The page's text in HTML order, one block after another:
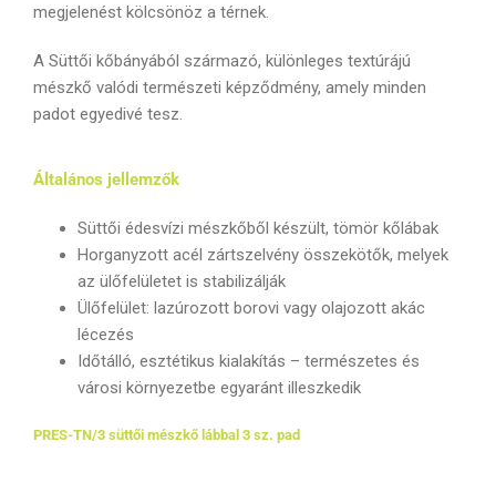
megjelenést kölcsönöz a térnek.
A Süttői kőbányából származó, különleges textúrájú
mészkő valódi természeti képződmény, amely minden
padot egyedivé tesz.
Általános jellemzők
Süttői édesvízi mészkőből készült, tömör kőlábak
Horganyzott acél zártszelvény összekötők, melyek
az ülőfelületet is stabilizálják
Ülőfelület: lazúrozott borovi vagy olajozott akác
lécezés
Időtálló, esztétikus kialakítás – természetes és
városi környezetbe egyaránt illeszkedik
PRES-TN/3 süttői mészkő lábbal 3 sz. pad